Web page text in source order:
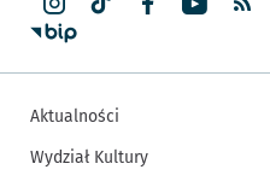
Aktualności
Wydział Kultury